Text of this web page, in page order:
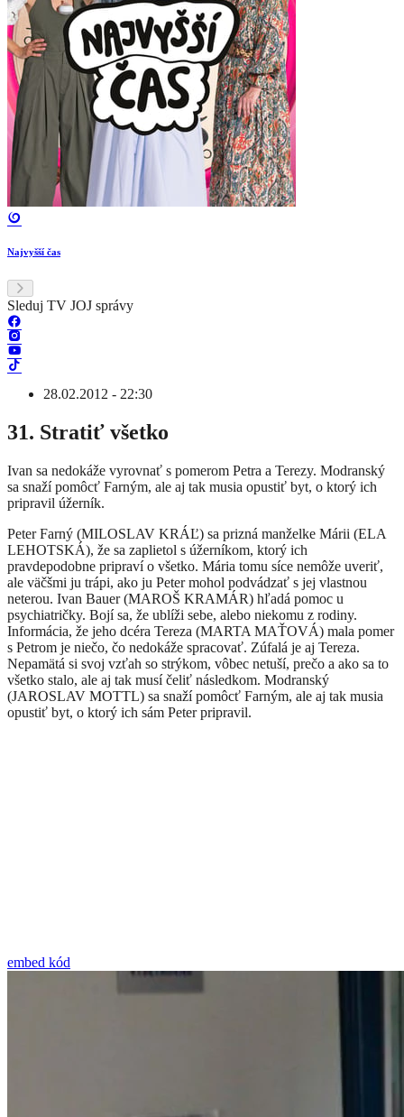
Najvyšší čas
Sleduj TV JOJ správy
28.02.2012 - 22:30
31. Stratiť všetko
Ivan sa nedokáže vyrovnať s pomerom Petra a Terezy. Modranský
sa snaží pomôcť Farným, ale aj tak musia opustiť byt, o ktorý ich
pripravil úžerník.
Peter Farný (MILOSLAV KRÁĽ) sa prizná manželke Márii (ELA
LEHOTSKÁ), že sa zaplietol s úžerníkom, ktorý ich
pravdepodobne pripraví o všetko. Mária tomu síce nemôže uveriť,
ale väčšmi ju trápi, ako ju Peter mohol podvádzať s jej vlastnou
neterou. Ivan Bauer (MAROŠ KRAMÁR) hľadá pomoc u
psychiatričky. Bojí sa, že ublíži sebe, alebo niekomu z rodiny.
Informácia, že jeho dcéra Tereza (MARTA MAŤOVÁ) mala pomer
s Petrom je niečo, čo nedokáže spracovať. Zúfalá je aj Tereza.
Nepamätá si svoj vzťah so strýkom, vôbec netuší, prečo a ako sa to
všetko stalo, ale aj tak musí čeliť následkom. Modranský
(JAROSLAV MOTTL) sa snaží pomôcť Farným, ale aj tak musia
opustiť byt, o ktorý ich sám Peter pripravil.
embed kód